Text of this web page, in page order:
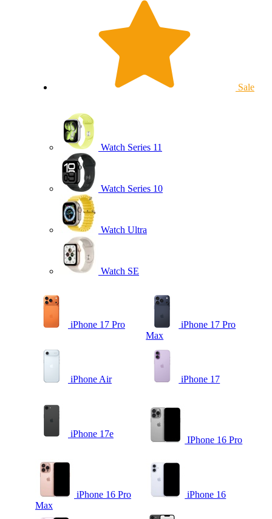
Sale
Watch Series 11
Watch Series 10
Watch Ultra
Watch SE
iPhone 17 Pro
iPhone 17 Pro
Max
iPhone Air iPhone 17
iPhone 17e
IPhone 16 Pro
iPhone 16 Pro
Max
iPhone 16